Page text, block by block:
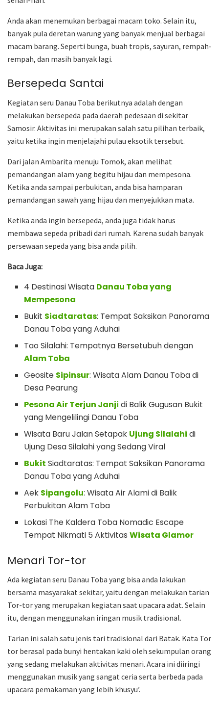
Anda akan menemukan berbagai macam toko. Selain itu,
banyak pula deretan warung yang banyak menjual berbagai
macam barang. Seperti bunga, buah tropis, sayuran, rempah-
rempah, dan masih banyak lagi.
Bersepeda Santai
Kegiatan seru Danau Toba berikutnya adalah dengan
melakukan bersepeda pada daerah pedesaan di sekitar
Samosir. Aktivitas ini merupakan salah satu pilihan terbaik,
yaitu ketika ingin menjelajahi pulau eksotik tersebut.
Dari jalan Ambarita menuju Tomok, akan melihat
pemandangan alam yang begitu hijau dan mempesona.
Ketika anda sampai perbukitan, anda bisa hamparan
pemandangan sawah yang hijau dan menyejukkan mata.
Ketika anda ingin bersepeda, anda juga tidak harus
membawa sepeda pribadi dari rumah. Karena sudah banyak
persewaan sepeda yang bisa anda pilih.
Baca Juga:
4 Destinasi Wisata Danau Toba yang
Mempesona
Bukit Siadtaratas: Tempat Saksikan Panorama
Danau Toba yang Aduhai
Tao Silalahi: Tempatnya Bersetubuh dengan
Alam Toba
Geosite Sipinsur: Wisata Alam Danau Toba di
Desa Pearung
Pesona Air Terjun Janji di Balik Gugusan Bukit
yang Mengelilingi Danau Toba
Wisata Baru Jalan Setapak Ujung Silalahi di
Ujung Desa Silalahi yang Sedang Viral
Bukit Siadtaratas: Tempat Saksikan Panorama
Danau Toba yang Aduhai
Aek Sipangolu: Wisata Air Alami di Balik
Perbukitan Alam Toba
Lokasi The Kaldera Toba Nomadic Escape
Tempat Nikmati 5 AktivitasWisata Glamor
Menari Tor-tor
Ada kegiatan seru Danau Toba yang bisa anda lakukan
bersama masyarakat sekitar, yaitu dengan melakukan tarian
Tor-tor yang merupakan kegiatan saat upacara adat. Selain
itu, dengan menggunakan iringan musik tradisional.
Tarian ini salah satu jenis tari tradisional dari Batak. Kata Tor
tor berasal pada bunyi hentakan kaki oleh sekumpulan orang
yang sedang melakukan aktivitas menari. Acara ini diiringi
menggunakan musik yang sangat ceria serta berbeda pada
upacara pemakaman yang lebih khusyu’.